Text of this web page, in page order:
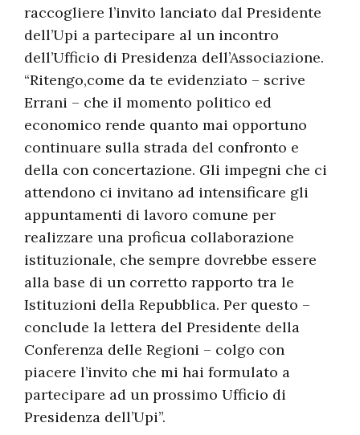
raccogliere l’invito lanciato dal Presidente
dell’Upi a partecipare al un incontro
dell’Ufficio di Presidenza dell’Associazione.
“Ritengo,come da te evidenziato – scrive
Errani – che il momento politico ed
economico rende quanto mai opportuno
continuare sulla strada del confronto e
della con concertazione. Gli impegni che ci
attendono ci invitano ad intensificare gli
appuntamenti di lavoro comune per
realizzare una proficua collaborazione
istituzionale, che sempre dovrebbe essere
alla base di un corretto rapporto tra le
Istituzioni della Repubblica. Per questo –
conclude la lettera del Presidente della
Conferenza delle Regioni – colgo con
piacere l’invito che mi hai formulato a
partecipare ad un prossimo Ufficio di
Presidenza dell’Upi”.